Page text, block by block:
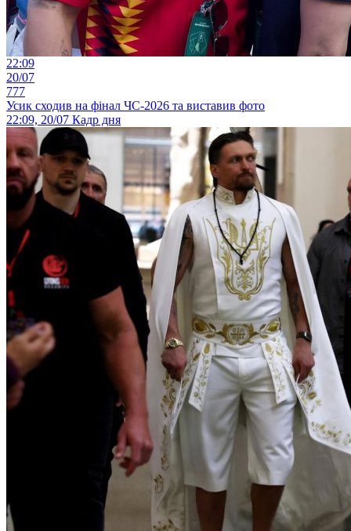
22:09
20/07
777
Усик сходив на фінал ЧС-2026 та виставив фото
22:09, 20/07 Кадр дня